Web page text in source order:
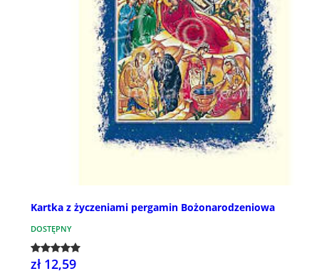
Kartka z życzeniami pergamin Bożonarodzeniowa
DOSTĘPNY
zł 12,59